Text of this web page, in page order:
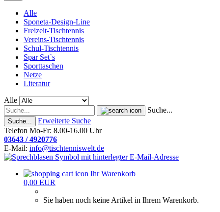
Alle
Sponeta-Design-Line
Freizeit-Tischtennis
Vereins-Tischtennis
Schul-Tischtennis
Spar Set`s
Sporttaschen
Netze
Literatur
Alle
Suche...
Suche...
Erweiterte Suche
Telefon Mo-Fr: 8.00-16.00 Uhr
03643 / 4920776
E-Mail: info@tischtenniswelt.de
Ihr Warenkorb
0,00 EUR
Sie haben noch keine Artikel in Ihrem Warenkorb.